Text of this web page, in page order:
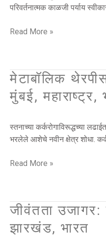
परिवर्तनात्मक काळजी पर्याय
|
उस्मानाबाद,
Read More »
मेटाबॉलिक
मुंबई, महाराष्ट्र,
स्तनाच्या कर्करोगाविरूद्धच्या
भरलेले आशेचे नवीन क्षेत्र शोधा.
मेटाबॉलिक
थेरपीसह
स्तनाच्या
परिवर्तनीय
उपाय
खारघर,
भारत
Read More »
जीवंतता
झारखंड, भारत
जीवंतता
स्तन